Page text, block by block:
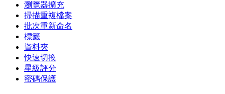
瀏覽器擴充
掃描重複檔案
批次重新命名
標籤
資料夾
快速切換
星級評分
密碼保護